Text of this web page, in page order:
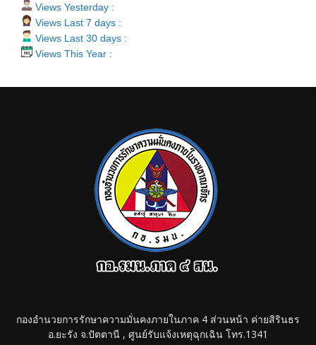
Views Yesterday :
Views Last 7 days :
Views Last 30 days :
Views This Year :
กองอำนวยการรักษาความมั่นคงภายในภาค 4 ส่วนหน้า ค่ายสิรินธร
อ.ยะรัง จ.ปัตตานี , ศูนย์รับแจ้งเหตุฉุกเฉิน โทร.1341